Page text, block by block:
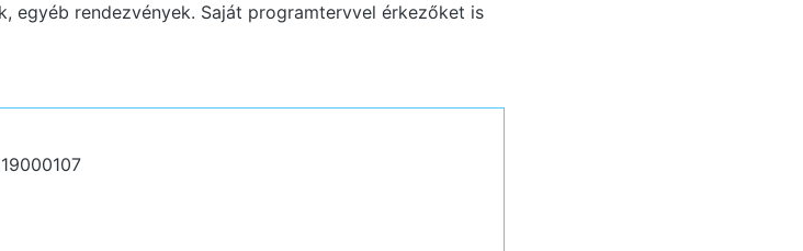
egyéb rendezvények. Saját programtervvel érkezőket is